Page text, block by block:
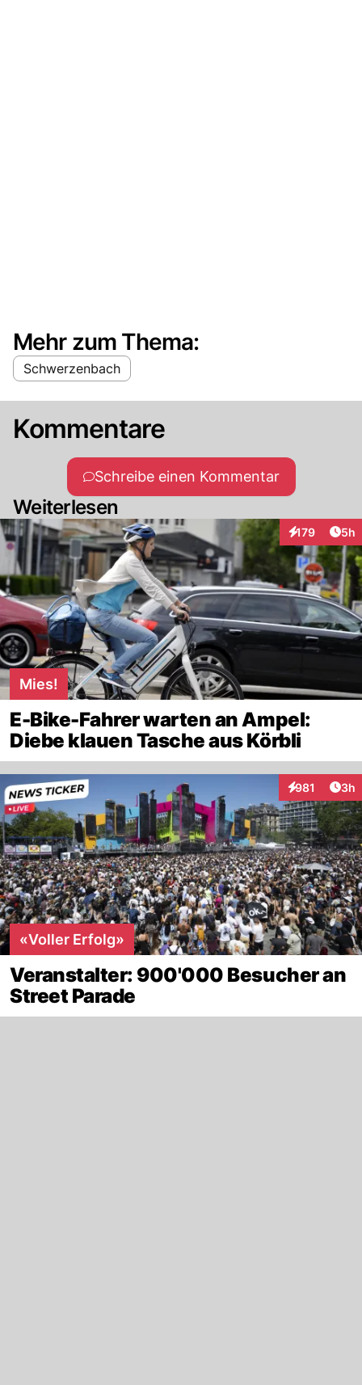
Mehr zum Thema:
Schwerzenbach
Kommentare
Schreibe einen Kommentar
Weiterlesen
179
Interaktionen
5h
Mies!
E-Bike-Fahrer warten an Ampel:
Diebe klauen Tasche aus Körbli
981
Interaktionen
3h
«Voller Erfolg»
Veranstalter: 900'000 Besucher an
Street Parade